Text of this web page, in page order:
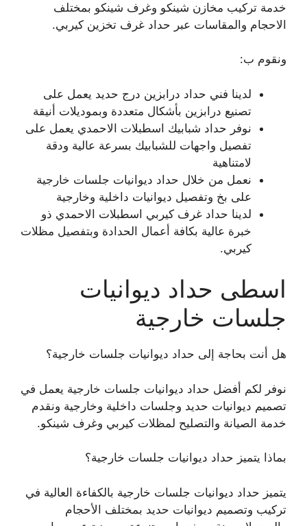
خدمة تركيب مخازن شينكو وغرف شينكو بمختلف
الاحجام والمقاسات عبر حداد غرف تخزين كيربي.
ونقوم ب:
لدينا فني حداد درابزين درج حديد يعمل على
تصنيع درابزين بأشكال متعددة وبموديلات أنيقة
نوفر حداد شبابيك اسطبلات الاحمدي يعمل على
تفصيل واجهات للشبابيك بسرعة عالية ودقة
لامتناهية
نعمل من خلال حداد ديوانيات جلسات خارجية
على بخ وتفصيل ديوانيات داخلية وخارجية
لدينا حداد غرف كيربي اسطبلات الاحمدي ذو
خبرة عالية بكافة أعمال الحدادة وبتفصيل مظلات
كيربي.
اسطى حداد ديوانيات
جلسات خارجية
هل أنت بحاجة إلى حداد ديوانيات جلسات خارجية؟
نوفر لكم أفضل حداد ديوانيات جلسات خارجية يعمل في
تصميم ديوانيات حديد وجلسات داخلية وخارجية ونقدم
خدمة الصيانة والتصليح لمظلات كيربي وغرف شينكو.
بماذا يتميز حداد ديوانيات جلسات خارجية؟
يتميز حداد ديوانيات جلسات خارجية بالكفاءة العالية في
تركيب وتصميم ديوانيات حديد بمختلف الأحجام